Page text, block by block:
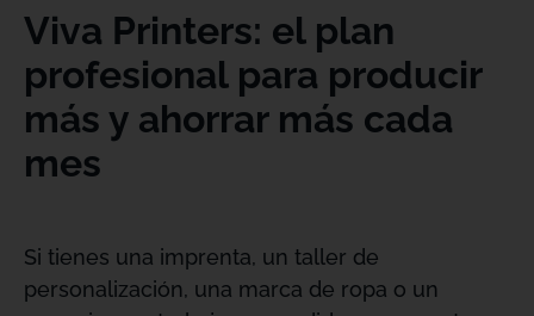
Viva Printers: el plan
profesional para producir
más y ahorrar más cada
mes
Si tienes una imprenta, un taller de
personalización, una marca de ropa o un